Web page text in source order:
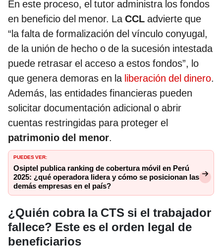
En este proceso, el tutor administra los fondos
en beneficio del menor. LaCCL advierte que
“la falta de formalización del vínculo conyugal,
de la unión de hecho o de la sucesión intestada
puede retrasar el acceso a estos fondos”, lo
que genera demoras en la liberación del dinero.
Además, las entidades financieras pueden
solicitar documentación adicional o abrir
cuentas restringidas para proteger el
patrimonio del menor.
PUEDES VER:
Osiptel publica ranking de cobertura móvil en Perú
2025: ¿qué operadora lidera y cómo se posicionan las
demás empresas en el país?
¿Quién cobra la CTS si el trabajador
fallece? Este es el orden legal de
beneficiarios